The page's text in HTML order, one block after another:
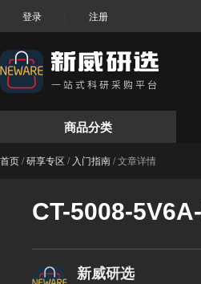
登录 注册
商品分类
首页/研享专区/ 入门指南/文章详情
CT-5008-
新威研选